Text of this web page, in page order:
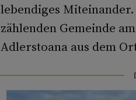
lebendiges
zählenden Gemeinde
Adlerstoana aus dem